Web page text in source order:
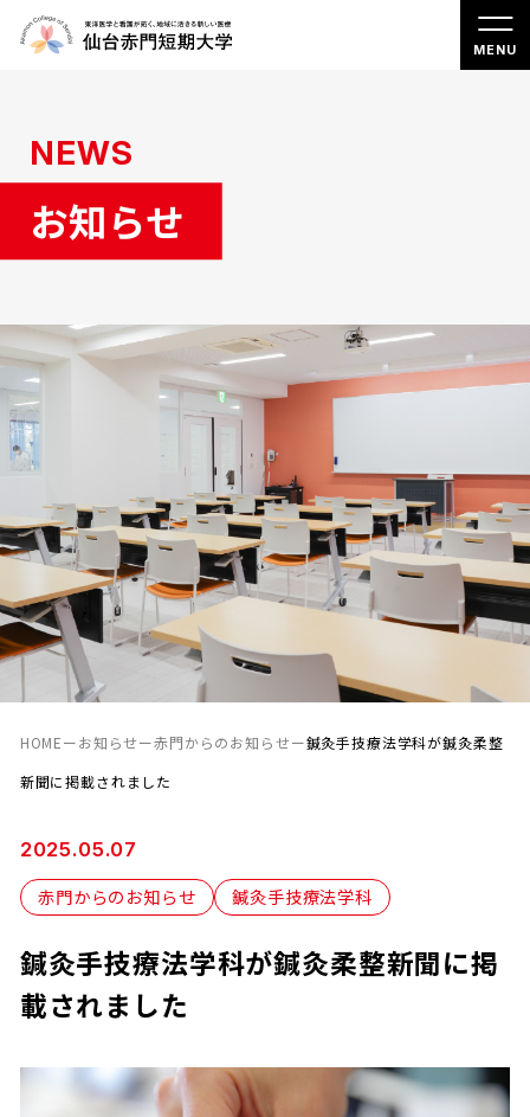
NEWS
お知らせ
HOMEーお知らせー赤門からのお知らせー鍼灸手技療法学科が鍼灸柔整
新聞に掲載されました
2025.05.07
赤門からのお知らせ 鍼灸手技療法学科
鍼灸手技療法学科が鍼灸柔整新聞に掲
載されました